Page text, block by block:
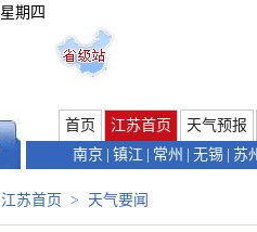
星期四
首页 江苏首页
天气预报
南京 镇江 常州 无锡 苏
江苏首页 > 天气要闻